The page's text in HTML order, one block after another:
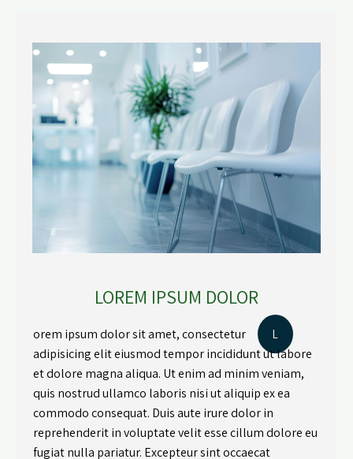
LOREM IPSUM DOLOR
L
orem ipsum dolor sit amet, consectetur
adipisicing elit eiusmod tempor incididunt ut labore
et dolore magna aliqua. Ut enim ad minim veniam,
quis nostrud ullamco laboris nisi ut aliquip ex ea
commodo consequat. Duis aute irure dolor in
reprehenderit in voluptate velit esse cillum dolore eu
fugiat nulla pariatur. Excepteur sint occaecat